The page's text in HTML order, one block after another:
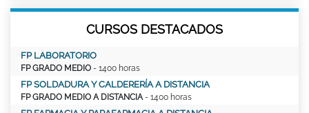
CURSOS DESTACADOS
FP LABORATORIO
FP GRADO MEDIO - 1400 horas
FP SOLDADURA Y CALDERERÍA A DISTANCIA
FP GRADO MEDIO A DISTANCIA - 1400 horas